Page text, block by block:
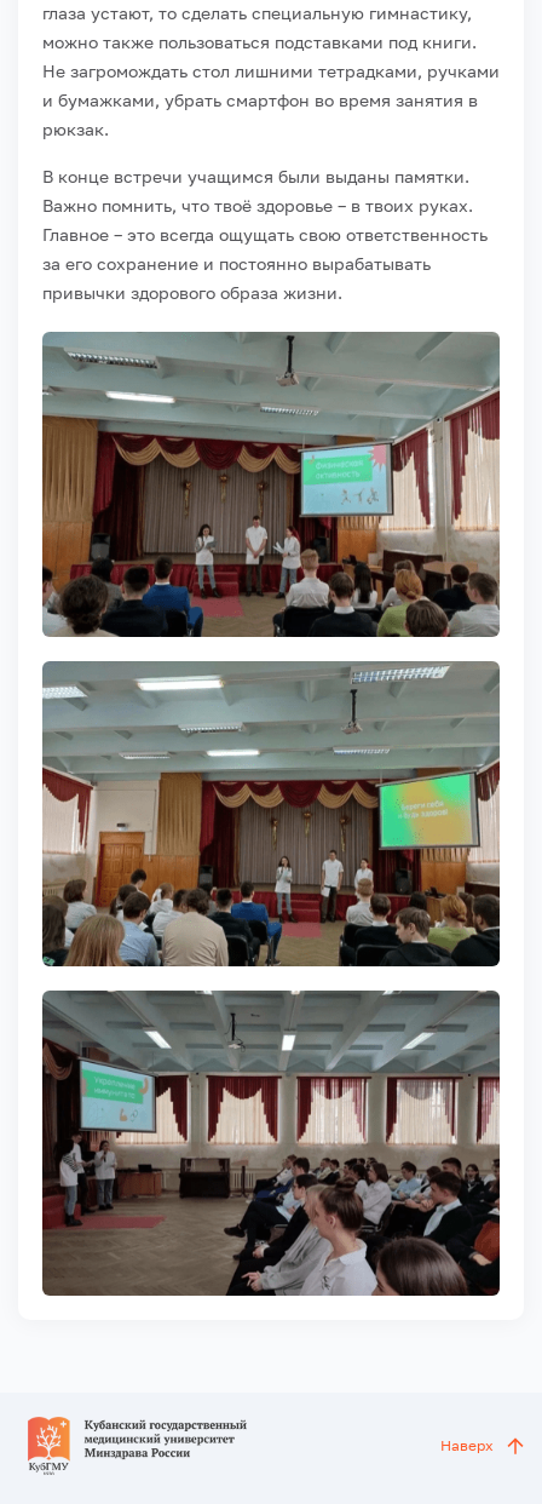
глаза устают, то сделать специальную гимнастику,
можно также пользоваться подставками под книги.
Не загромождать стол лишними тетрадками, ручками
и бумажками, убрать смартфон во время занятия в
рюкзак.
В конце встречи учащимся были выданы памятки.
Важно помнить, что твоё здоровье – в твоих руках.
Главное – это всегда ощущать свою ответственность
за его сохранение и постоянно вырабатывать
привычки здорового образа жизни.
Наверх